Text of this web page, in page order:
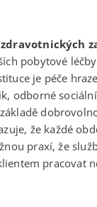
zdravotnických
pobytové
je péče
odborné
že každé
praxí, že
pracovat